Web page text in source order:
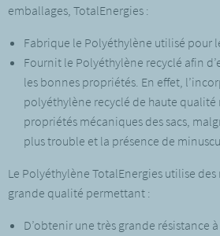
emballages, TotalEnergies :
Fabrique le Polyéthylène utilisé pour
Fournit le Polyéthylène recyclé afin
les bonnes propriétés. En effet,
polyéthylène recyclé de haute qualité
propriétés mécaniques des sacs,
plus trouble et la présence de
Le Polyéthylène TotalEnergies utilise
grande qualité permettant :
D’obtenir une très grande résistance